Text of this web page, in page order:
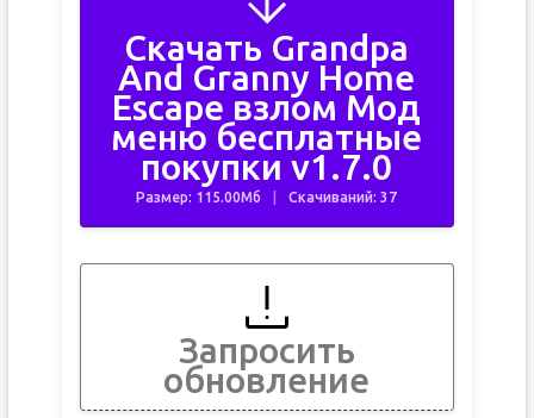
Скачать Grandpa
And Granny Home
Escape взлом Мод
меню бесплатные
покупки v1.7.0
Размер: 115.00Мб Скачиваний: 37
Запросить
обновление